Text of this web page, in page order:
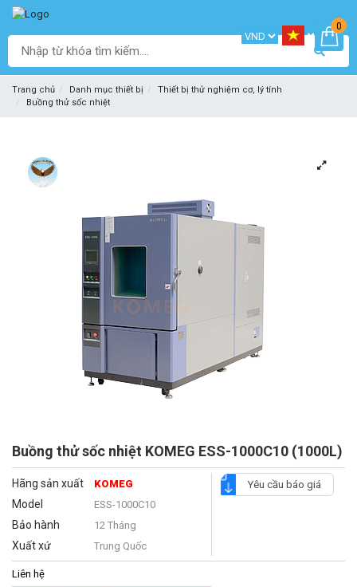
0
Trang chủ Danh mục thiết bị
Thiết bị thử nghiệm cơ, lý tính
Buồng thử sốc nhiệt
Buồng thử sốc nhiệt KOMEG ESS-1000C10 (1000L)
Hãng sản xuất KOMEG
Model ESS-1000C10
Bảo hành 12 Tháng
Xuất xứ Trung Quốc
Yêu cầu báo giá
Liên hệ